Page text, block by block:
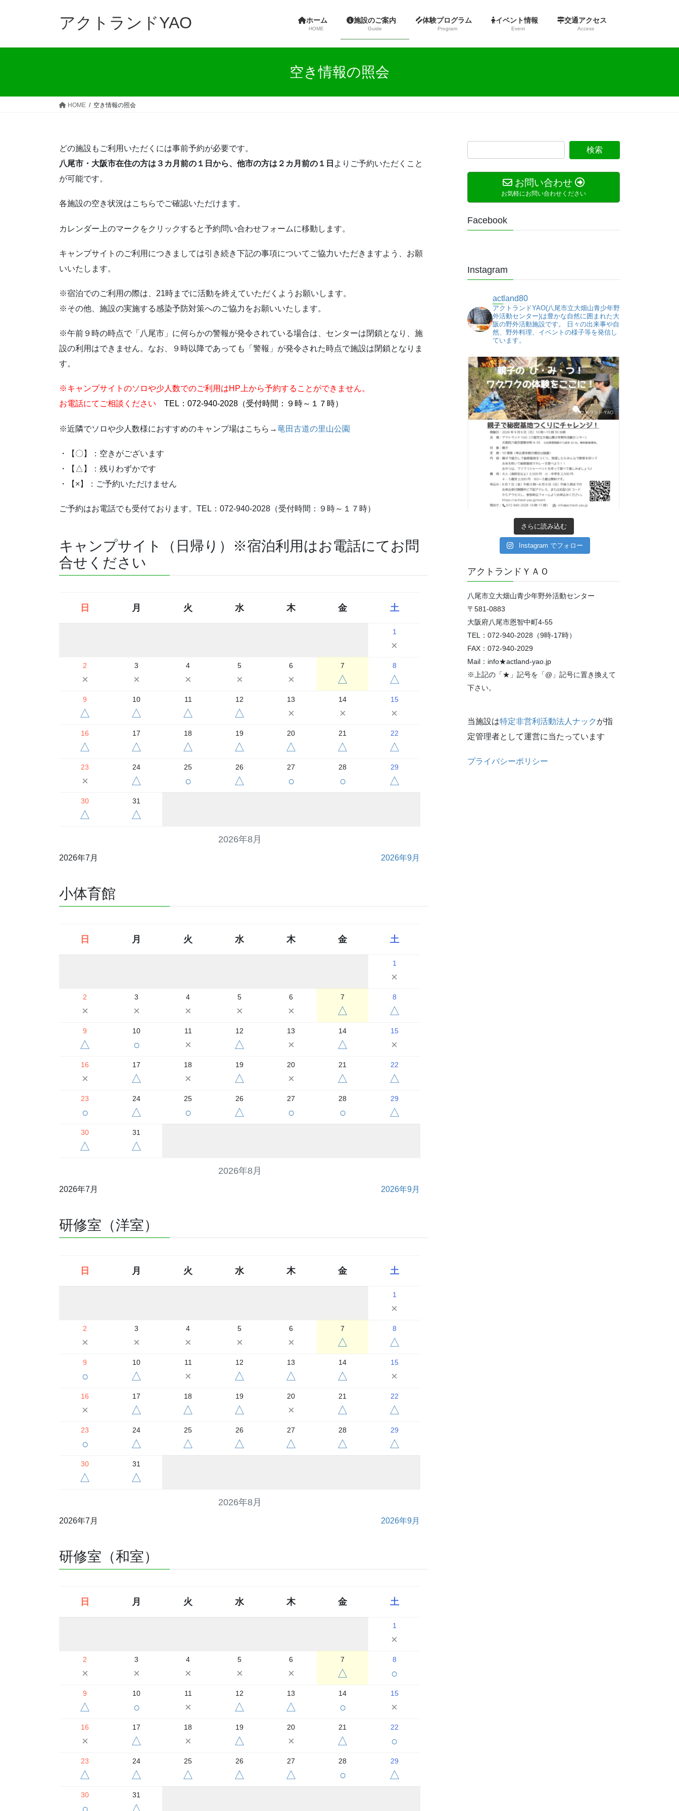
アクトランドYAO ホーム
HOME
施設のご案内
Guide
体験プログラム
Program
イベント情報
Event
交通アクセス
Access
空き情報の照会
HOME 空き情報の照会
どの施設もご利用いただくには事前予約が必要です。
八尾市・大阪市在住の方は３カ月前の１日から、他市の方は２カ月前の１日 よりご予約いただくこと
が可能です。
各施設の空き状況はこちらでご確認いただけます。
カレンダー上のマークをクリックすると予約問い合わせフォームに移動します。
キャンプサイトのご利用につきましては引き続き下記の事項についてご協力いただきますよう、お願
いいたします。
※宿泊でのご利用の際は、21時までに活動を終えていただくようお願いします。
※その他、施設の実施する感染予防対策へのご協力をお願いいたします。
※午前９時の時点で「八尾市」に何らかの警報が発令されている場合は、センターは閉鎖となり、施
設の利用はできません。なお、９時以降であっても「警報」が発令された時点で施設は閉鎖となりま
す。
※キャンプサイトのソロや少人数でのご利用はHP上から予約することができません。
お電話にてご相談ください TEL：072-940-2028（受付時間：９時～１７時）
※近隣でソロや少人数様におすすめのキャンプ場はこちら→竜田古道の里山公園
・【〇】：空きがございます
・【△】：残りわずかです
・【×】：ご予約いただけません
ご予約はお電話でも受付ております。TEL：072-940-2028（受付時間：９時～１７時）
キャンプサイト（日帰り）※宿泊利用はお電話にてお問
合せください
2026年8月
日 月 火 水 木 金 土
1
×
2
×
3
×
4
×
5
×
6
×
7
△
8
△
9
△
10
△
11
△
12
△
13
×
14
×
15
×
16
△
17
△
18
△
19
△
20
△
21
△
22
△
23
×
24
△
25
○
26
△
27
○
28
○
29
△
30
△
31
△
2026年7月 2026年9月
小体育館
2026年8月
日 月 火 水 木 金 土
1
×
2
×
3
×
4
×
5
×
6
×
7
△
8
△
9
△
10
○
11
×
12
△
13
×
14
△
15
×
16
×
17
△
18
×
19
△
20
×
21
△
22
△
23
○
24
△
25
○
26
△
27
○
28
○
29
△
30
△
31
△
2026年7月 2026年9月
研修室（洋室）
2026年8月
日 月 火 水 木 金 土
1
×
2
×
3
×
4
×
5
×
6
×
7
△
8
△
9
○
10
△
11
×
12
△
13
△
14
△
15
×
16
×
17
△
18
△
19
△
20
×
21
△
22
△
23
○
24
△
25
△
26
△
27
△
28
△
29
△
30
△
31
△
2026年7月 2026年9月
研修室（和室）
日 月 火 水 木 金 土
1
×
2
×
3
×
4
×
5
×
6
×
7
△
8
○
9
△
10
○
11
×
12
△
13
△
14
○
15
×
16
×
17
△
18
×
19
△
20
×
21
△
22
○
23
△
24
△
25
△
26
△
27
△
28
○
29
△
30 31
お問い合わせ
お気軽にお問い合わせください
Facebook
Instagram
actland80
アクトランドYAO(八尾市立大畑山青少年野
外活動センター)は豊かな自然に囲まれた大
阪の野外活動施設です。
日々の出来事や自
然、野外料理、イベントの様子等を発信し
ています。
さらに読み込む
Instagram でフォロー
アクトランドＹＡＯ
八尾市立大畑山青少年野外活動センター
〒581-0883
大阪府八尾市恩智中町4‐55
TEL：072-940-2028（9時-17時）
FAX：072-940-2029
Mail：info★actland-yao.jp
※上記の「★」記号を「@」記号に置き換えて
下さい。
当施設は特定非営利活動法人ナック が指
定管理者として運営に当たっています
プライバシーポリシー